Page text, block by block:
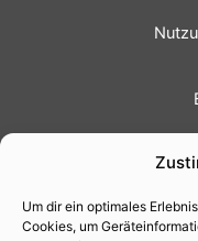
Um dir ein optimales
Cookies, um